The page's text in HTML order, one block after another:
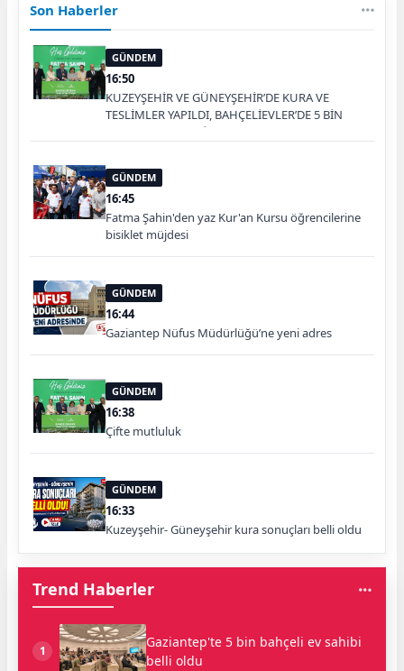
Son Haberler
GÜNDEM
16:50
KUZEYŞEHİR VE GÜNEYŞEHİR’DE KURA VE
TESLİMLER YAPILDI, BAHÇELİEVLER’DE 5 BİN
KONUTUN TEMELİ ATILDI
GÜNDEM
16:45
Fatma Şahin'den yaz Kur'an Kursu öğrencilerine
bisiklet müjdesi
GÜNDEM
16:44
Gaziantep Nüfus Müdürlüğü’ne yeni adres
GÜNDEM
16:38
Çifte mutluluk
GÜNDEM
16:33
Kuzeyşehir- Güneyşehir kura sonuçları belli oldu
Trend Haberler
1
Gaziantep'te 5 bin bahçeli ev sahibi
belli oldu